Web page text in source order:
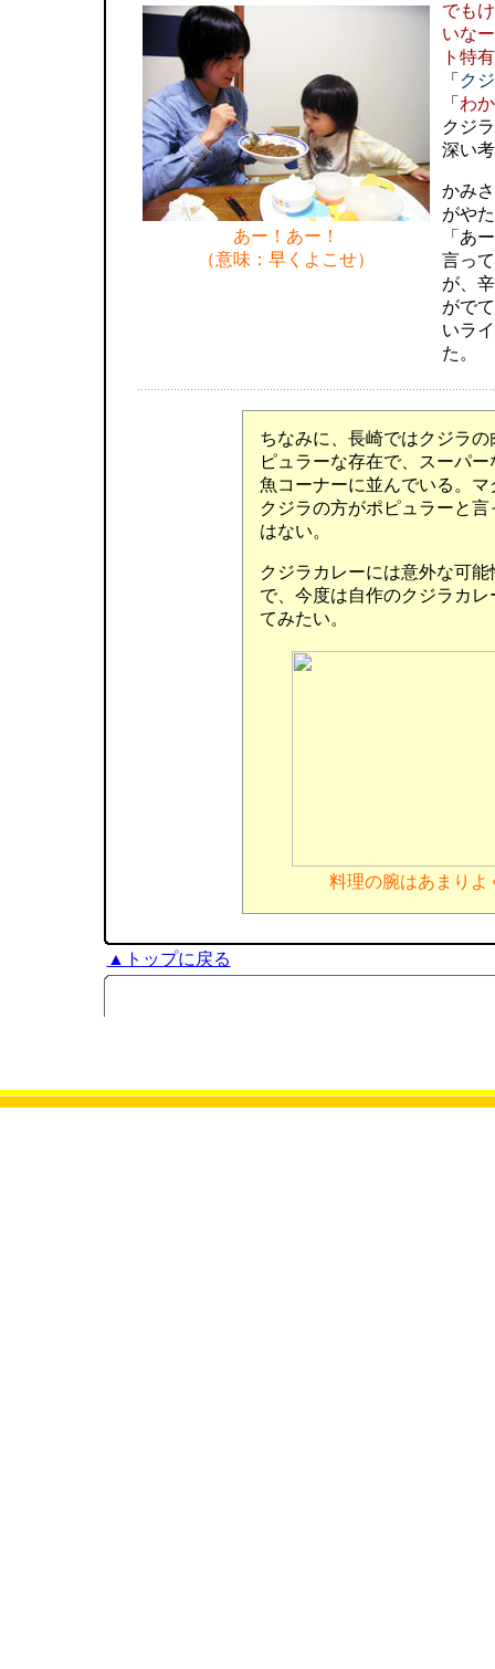
あー！あー！
（意味：早くよこせ）
でも
いな
ト特
「 ク
「 わ
クジ
深い
かみ
がや
「あ
言っ
が、
がで
いラ
た。
ちなみに、長崎ではクジラの
ピュラーな存在で、スーパ
魚コーナーに並んでいる。マ
クジラの方がポピュラーと
はない。
クジラカレーには意外な可
で、今度は自作のクジラカレ
てみたい。
料理の腕はあまりよ
▲トップに戻る